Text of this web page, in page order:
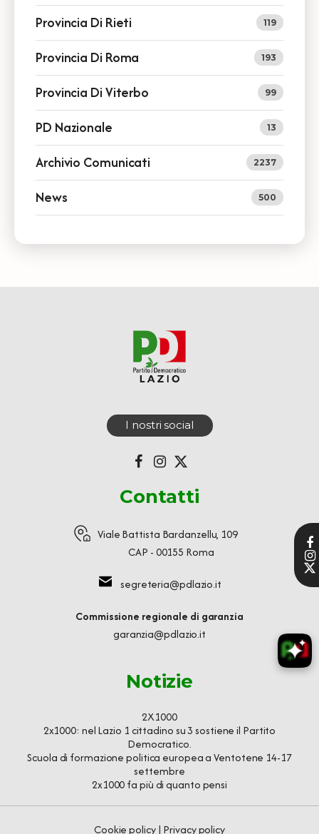
Provincia Di Rieti 119
Provincia Di Roma 193
Provincia Di Viterbo 99
PD Nazionale 13
Archivio Comunicati 2237
News 500
I nostri social
Contatti
Viale Battista Bardanzellu, 109
CAP - 00155 Roma
segreteria@pdlazio.it
Commissione regionale di garanzia
garanzia@pdlazio.it
Notizie
2X1000
2x1000: nel Lazio 1 cittadino su 3 sostiene il Partito
Democratico.
Scuola di formazione politica europea a Ventotene 14-17
settembre
2x1000 fa più di quanto pensi
Cookie policy| Privacy policy